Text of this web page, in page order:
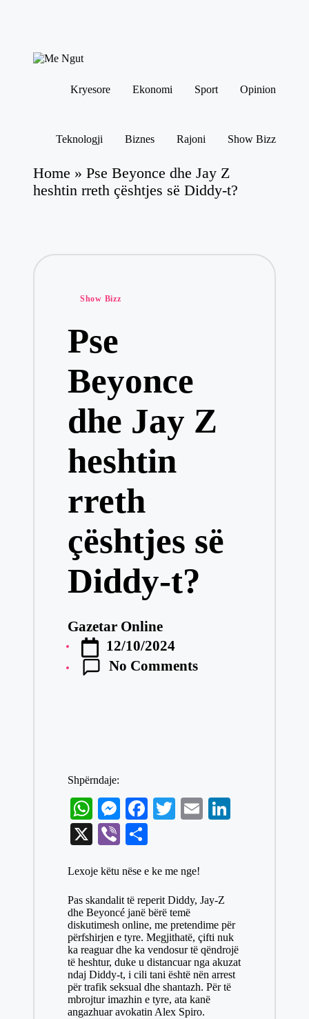
Kryesore Ekonomi Sport Opinion
Teknologji Biznes Rajoni Show Bizz
Home » Pse Beyonce dhe Jay Z
heshtin rreth çështjes së Diddy-t?
Posted
Show Bizz
Pse
Beyonce
dhe Jay Z
heshtin
rreth
çështjes së
Diddy-t?
Posted
by
Gazetar Online
12/10/2024
No Comments
Shpërndaje:
W
ha
ts
A
pp
M
es
se
ng
er
Fa
ce
bo
ok
T
r
E
X
Vi
r
re
Lexoje këtu nëse e ke me nge!
Pas skandalit të reperit Diddy, Jay-Z
dhe Beyoncé janë bërë temë
diskutimesh online, me pretendime për
përfshirjen e tyre. Megjithatë, çifti nuk
ka reaguar dhe ka vendosur të qëndrojë
të heshtur, duke u distancuar nga akuzat
ndaj Diddy-t, i cili tani është nën arrest
për trafik seksual dhe shantazh. Për të
mbrojtur imazhin e tyre, ata kanë
angazhuar avokatin Alex Spiro.